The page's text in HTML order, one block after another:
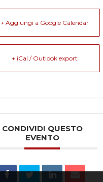
+ Aggiungi a Google Calendar
+ iCal / Outlook export
CONDIVIDI QUESTO
EVENTO